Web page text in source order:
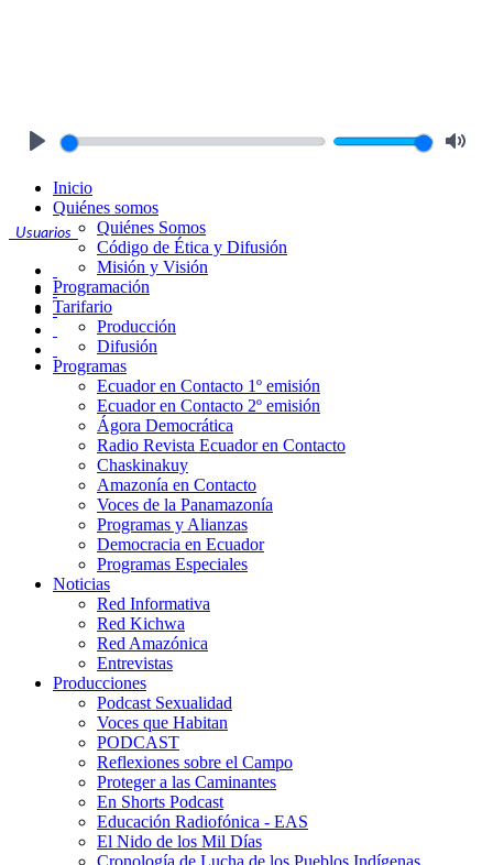
Usuarios
Inicio
Quiénes somos
Quiénes Somos
Código de Ética y Difusión
Misión y Visión
Programación
Tarifario
Producción
Difusión
Programas
Ecuador en Contacto 1º emisión
Ecuador en Contacto 2º emisión
Ágora Democrática
Radio Revista Ecuador en Contacto
Chaskinakuy
Amazonía en Contacto
Voces de la Panamazonía
Programas y Alianzas
Democracia en Ecuador
Programas Especiales
Noticias
Red Informativa
Red Kichwa
Red Amazónica
Entrevistas
Producciones
Podcast Sexualidad
Voces que Habitan
PODCAST
Reflexiones sobre el Campo
Proteger a las Caminantes
En Shorts Podcast
Educación Radiofónica - EAS
El Nido de los Mil Días
Cronología de Lucha de los Pueblos Indígenas